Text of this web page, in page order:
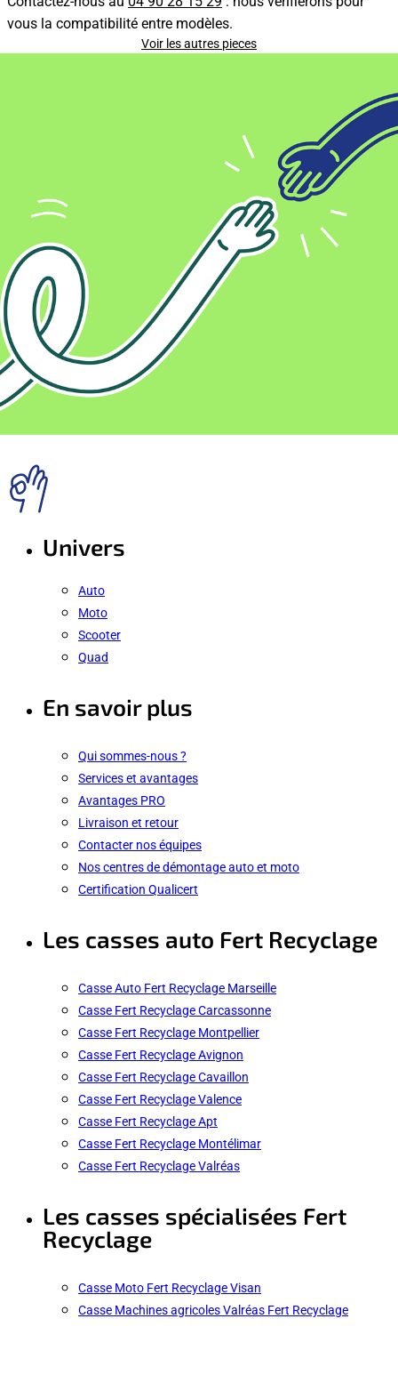
vous la compatibilité entre modèles.
Voir les autres pieces
Univers
Auto
Moto
Scooter
Quad
En savoir plus
Qui sommes-nous ?
Services et avantages
Avantages PRO
Livraison et retour
Contacter nos équipes
Nos centres de démontage auto et moto
Certification Qualicert
Les casses auto Fert Recyclage
Casse Auto Fert Recyclage Marseille
Casse Fert Recyclage Carcassonne
Casse Fert Recyclage Montpellier
Casse Fert Recyclage Avignon
Casse Fert Recyclage Cavaillon
Casse Fert Recyclage Valence
Casse Fert Recyclage Apt
Casse Fert Recyclage Montélimar
Casse Fert Recyclage Valréas
Les casses spécialisées Fert
Recyclage
Casse Moto Fert Recyclage Visan
Casse Machines agricoles Valréas Fert Recyclage